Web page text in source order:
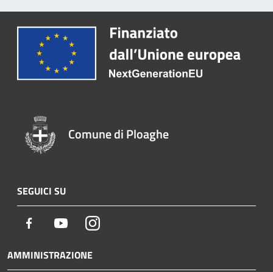
Comune di Ploaghe
SEGUICI SU
Facebook YoutubeInstagram
AMMINISTRAZIONE